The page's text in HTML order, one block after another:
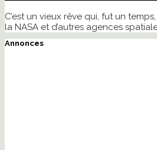
C’est un vieux rêve qui, fut un
la NASA et d’autres agences
Annonces